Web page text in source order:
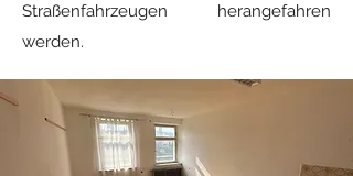
Straßenfahrzeugen herangefahren
werden.